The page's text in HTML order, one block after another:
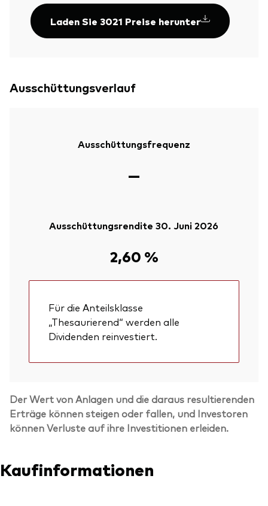
Laden Sie 3021 Preise herunter
Ausschüttungsverlauf
Ausschüttungsfrequenz
—
Ausschüttungsrendite 30. Juni 2026
2,60 %
Für die Anteilsklasse
„Thesaurierend“ werden alle
Dividenden reinvestiert.
Der Wert von Anlagen und die daraus resultierenden
Erträge können steigen oder fallen, und Investoren
können Verluste auf ihre Investitionen erleiden.
Kaufinformationen